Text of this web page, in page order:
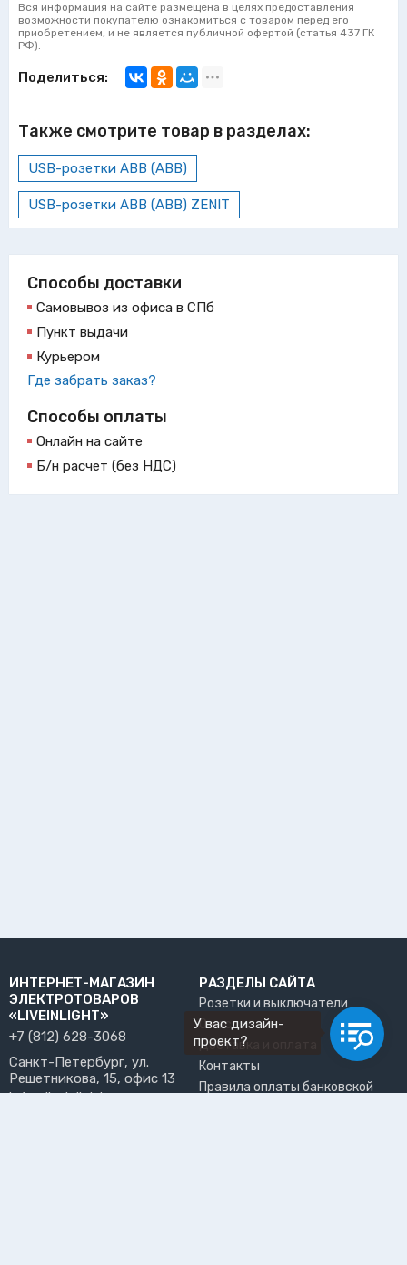
Вся информация на сайте размещена в целях предоставления
возможности покупателю ознакомиться с товаром перед его
приобретением, и не является публичной офертой (статья 437 ГК
РФ).
Поделиться:
Также смотрите товар в разделах:
USB-розетки ABB (АВВ)
USB-розетки ABB (АВВ) ZENIT
Способы доставки
Самовывоз из офиса в СПб
Пункт выдачи
Курьером
Где забрать заказ?
Способы оплаты
Онлайн на сайте
Б/н расчет (без НДС)
ИНТЕРНЕТ-МАГАЗИН
ЭЛЕКТРОТОВАРОВ
«LIVEINLIGHT»
+7 (812) 628-3068
Санкт-Петербург, ул.
Решетникова, 15, офис 13
info@liveinlight.ru
РАЗДЕЛЫ САЙТА
Розетки и выключатели
О нас
Доставка и оплата
Контакты
Правила оплаты банковской
У вас дизайн-
проект?